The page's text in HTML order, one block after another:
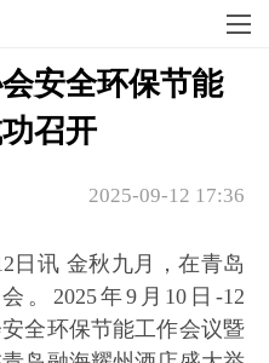
安全环保节能
召开
2025-09-12 17:36
日讯 金秋九月，在青岛
。2025年9月10日-12
全环保节能工作会议暨